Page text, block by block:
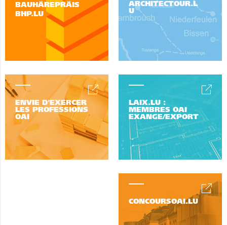
BAUHÄREPRÄIS
BHP.LU
ARCHITECTOUR.L
U
ENVIE D'EXERCER
LES PROFESSIONS
OAI
LAIX.LU :
MEMBRES OAI
EXANGE/EXPORT
CONCOURSOAI.LU